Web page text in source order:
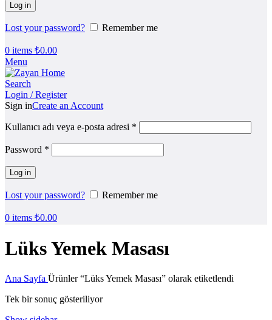
Log in
Lost your password? Remember me
0 items ₺0.00
Menu
Search
Login / Register
Sign inCreate an Account
Kullanıcı adı veya e-posta adresi *
Password *
Log in
Lost your password? Remember me
0 items ₺0.00
Lüks Yemek Masası
Ana Sayfa Ürünler “Lüks Yemek Masası” olarak etiketlendi
Tek bir sonuç gösteriliyor